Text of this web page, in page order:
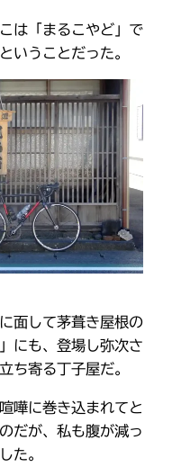
は「まるこやど」で
いうことだった。
面して茅葺き屋根の
にも、登場し弥次さ
ち寄る丁子屋だ。
嘩に巻き込まれてと
だが、私も腹が減っ
た。